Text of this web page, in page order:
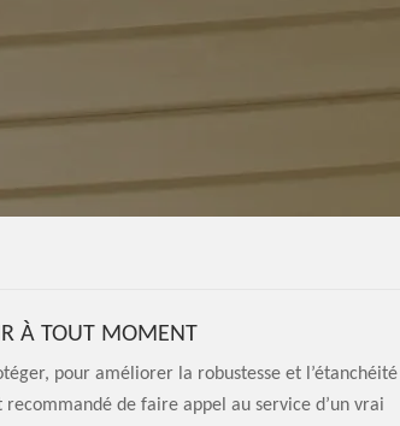
À TOUT MOMENT
pour améliorer la robustesse et l’étanchéité
de faire appel au service d’un vrai